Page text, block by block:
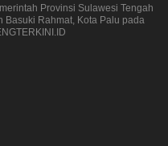
Provinsi Sulawesi Tengah
Rahmat, Kota Palu pada